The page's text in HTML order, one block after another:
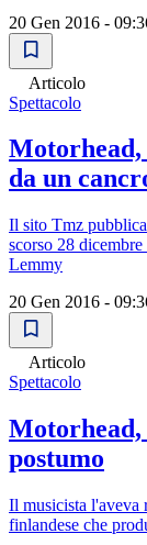
20 Gen 2016 -
Articolo
Spettacolo
da un
Il sito Tmz
scorso 28
Lemmy
20 Gen 2016 -
Articolo
Spettacolo
postumo
Il musicista l'aveva
finlandese che